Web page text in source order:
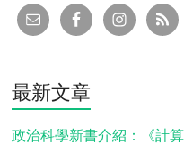
最新文章
政治科學新書介紹：《計算